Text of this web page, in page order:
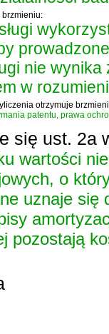
brzmieniu:
nie
w
otrzymuje
patentu, prawa
się ust. 2a
wartości
o
uznaje się
pozostają